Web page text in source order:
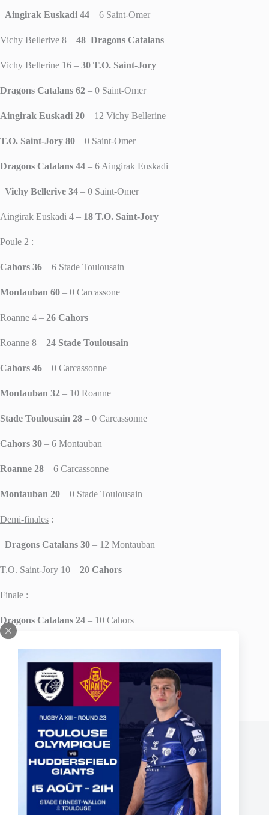
Aingirak Euskadi 44 – 6 Saint-Omer
Vichy Bellerive 8 – 48 Dragons Catalans
Vichy Bellerine 16 – 30 T.O. Saint-Jory
Dragons Catalans 62 – 0 Saint-Omer
Aingirak Euskadi 20 – 12 Vichy Bellerine
T.O. Saint-Jory 80 – 0 Saint-Omer
Dragons Catalans 44 – 6 Aingirak Euskadi
Vichy Bellerive 34 – 0 Saint-Omer
Aingirak Euskadi 4 – 18 T.O. Saint-Jory
Poule 2 :
Cahors 36 – 6 Stade Toulousain
Montauban 60 – 0 Carcassone
Roanne 4 – 26 Cahors
Roanne 8 – 24 Stade Toulousain
Cahors 46 – 0 Carcassonne
Montauban 32 – 10 Roanne
Stade Toulousain 28 – 0 Carcassonne
Cahors 30 – 6 Montauban
Roanne 28 – 6 Carcassonne
Montauban 20 – 0 Stade Toulousain
Demi-finales :
Dragons Catalans 30 – 12 Montauban
T.O. Saint-Jory 10 – 20 Cahors
Finale :
Dragons Catalans 24 – 10 Cahors
PREVIOUS NEXT
Related Posts